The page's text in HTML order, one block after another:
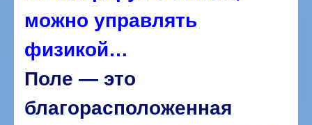
можно управлять
физикой…
Поле — это
благорасположенная